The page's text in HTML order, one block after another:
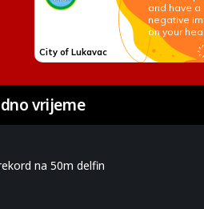
vrijeme
na 50m delfin